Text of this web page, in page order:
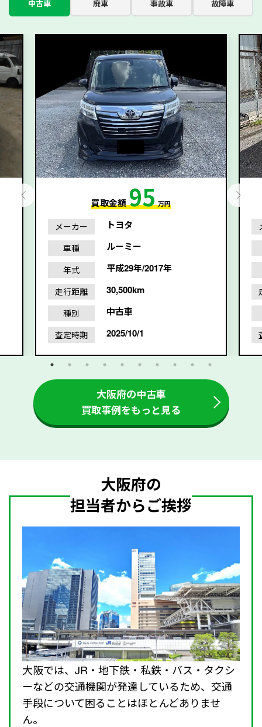
中古車 廃車 事故車 故障車
買取金額95 万円
メーカー トヨタ
車種 ルーミー
年式 平成29年/2017年
走行距離 30,500km
種別 中古車
査定時期 2025/10/1
大阪府の中古車
買取事例をもっと見る
大阪府の
担当者からご挨拶
大阪では、JR・地下鉄・私鉄・バス・タクシ
ーなどの交通機関が発達しているため、交通
手段について困ることはほとんどありませ
ん。